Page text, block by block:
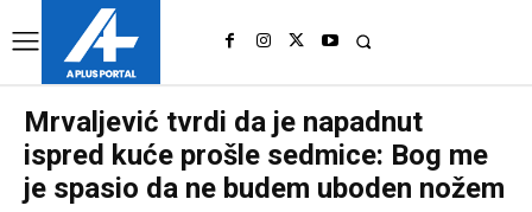
Mrvaljević tvrdi da je napadnut
ispred kuće prošle sedmice: Bog me
je spasio da ne budem uboden nožem